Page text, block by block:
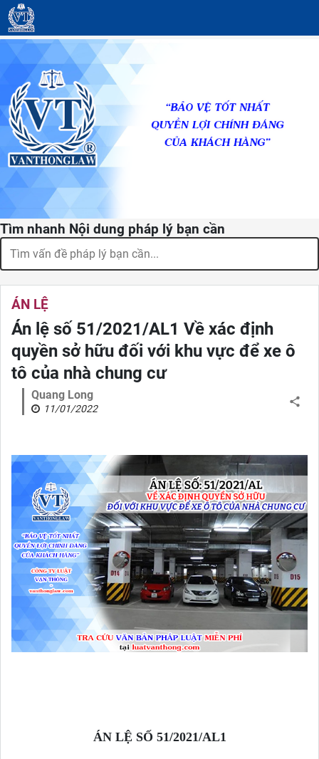
Tìm nhanh Nội dung pháp lý bạn cần
ÁN LỆ
Án lệ số 51/2021/AL1 Về xác định
quyền sở hữu đối với khu vực để xe ô
tô của nhà chung cư
Quang Long
11/01/2022
ÁN LỆ SỐ 51/2021/AL1